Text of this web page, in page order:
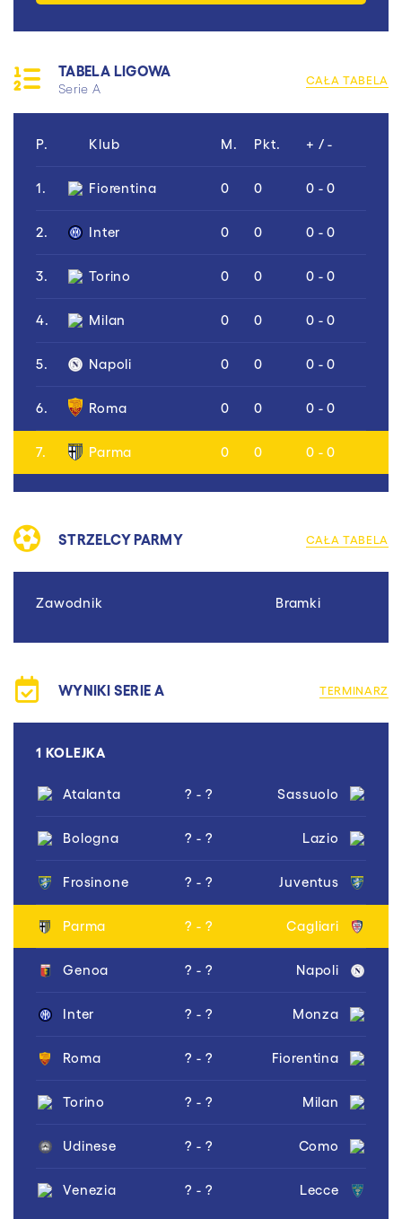
TABELA LIGOWA
Serie A
CAŁA TABELA
P. Klub M. Pkt. + / -
1. Fiorentina 0 0 0 - 0
2. Inter 0 0 0 - 0
3. Torino 0 0 0 - 0
4. Milan 0 0 0 - 0
5. Napoli 0 0 0 - 0
6. Roma 0 0 0 - 0
7. Parma 0 0 0 - 0
STRZELCY PARMY CAŁA TABELA
Zawodnik Bramki
WYNIKI SERIE A TERMINARZ
1 KOLEJKA
Atalanta ? - ? Sassuolo
Bologna ? - ? Lazio
Frosinone ? - ? Juventus
Parma ? - ? Cagliari
Genoa ? - ? Napoli
Inter ? - ? Monza
Roma ? - ? Fiorentina
Torino ? - ? Milan
Udinese ? - ? Como
Venezia ? - ? Lecce